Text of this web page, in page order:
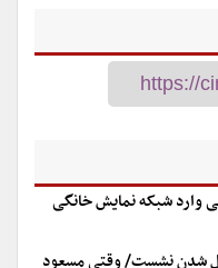
وارد شبکه نمایش خانگی
و کنسل شدن نشست/ وقتی مسعود